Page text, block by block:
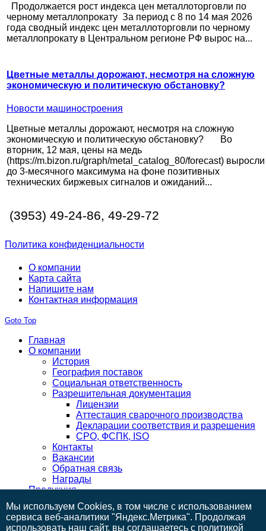
Продолжается рост индекса цен металлоторговли по
черному металлопрокату За период с 8 по 14 мая 2026
года сводный индекс цен металлоторговли по черному
металлопрокату в Центральном регионе РФ вырос на...
Цветные металлы дорожают, несмотря на сложную
экономическую и политическую обстановку?
Новости машиностроения
Цветные металлы дорожают, несмотря на сложную
экономическую и политическую обстановку? Во
вторник, 12 мая, цены на медь
(https://m.bizon.ru/graph/metal_catalog_80/forecast) выросли
до 3-месячного максимума на фоне позитивных
технических биржевых сигналов и ожиданий...
(3953) 49-24-86, 49-29-72
Политика конфиденциальности
О компании
Карта сайта
Напишите нам
Контактная информация
Goto Top
Главная
О компании
История
География поставок
Социальная ответственность
Разрешительная документация
Лицензии
Аттестация сварочного производства
Декларации соответствия и разрешения
СРО, ФСПК, ISO
Контакты
Вакансии
Обратная связь
Награды
Продукция
Готовая продукция
Заказчикам
Техническая оснащенность
Мы используем Cookies, в том числе с использованием
сервиса веб-аналитики "Яндекс.Метрика". Продолжая
использовать наш сайт, вы соглашаетесь с политикой